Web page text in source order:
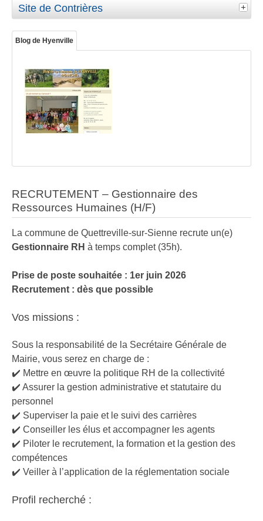
Site de Contrières
Blog de Hyenville
RECRUTEMENT – Gestionnaire des
Ressources Humaines (H/F)
La commune de Quettreville-sur-Sienne recrute un(e)
Gestionnaire RH à temps complet (35h).
Prise de poste souhaitée : 1er juin 2026
Recrutement : dès que possible
Vos missions :
Sous la responsabilité de la Secrétaire Générale de
Mairie, vous serez en charge de :
✔️ Mettre en œuvre la politique RH de la collectivité
✔️ Assurer la gestion administrative et statutaire du
personnel
✔️ Superviser la paie et le suivi des carrières
✔️ Conseiller les élus et accompagner les agents
✔️ Piloter le recrutement, la formation et la gestion des
compétences
✔️ Veiller à l’application de la réglementation sociale
Profil recherché :